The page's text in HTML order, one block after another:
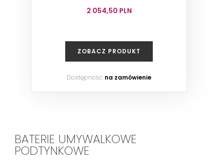
2 054,50 PLN
ZOBACZ PRODUKT
Dostępność: na zamówienie
BATERIE UMYWALKOWE
PODTYNKOWE